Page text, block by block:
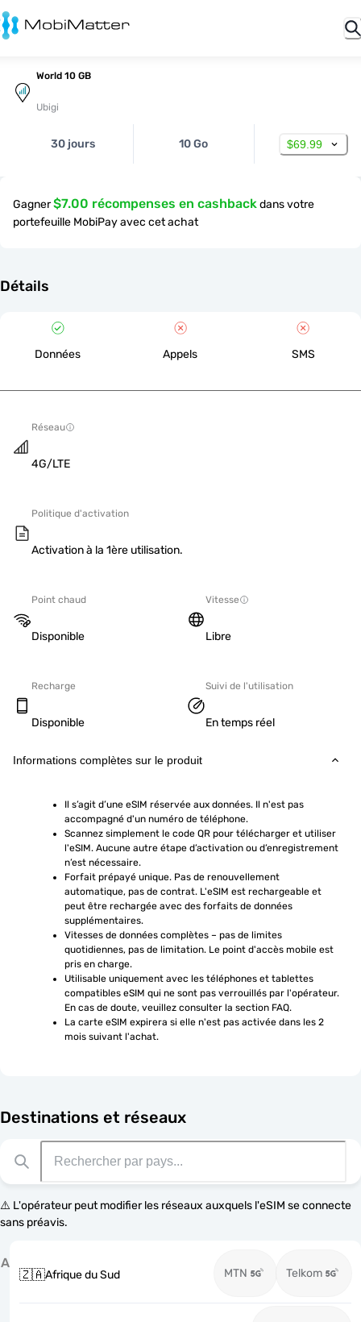
World 10 GB
Ubigi
30 jours 10 Go $69.99
Gagner$7.00 récompenses en cashbackdans votre
portefeuille MobiPay avec cet achat
Détails
Données Appels SMS
Réseau
4G/LTE
Politique d'activation
Activation à la 1ère utilisation.
Point chaud
Disponible
Vitesse
Libre
Recharge
Disponible
Suivi de l'utilisation
En temps réel
Informations complètes sur le produit
Il s’agit d’une eSIM réservée aux données. Il n'est pas
accompagné d'un numéro de téléphone.
Scannez simplement le code QR pour télécharger et utiliser
l'eSIM. Aucune autre étape d’activation ou d’enregistrement
n’est nécessaire.
Forfait prépayé unique. Pas de renouvellement
automatique, pas de contrat. L'eSIM est rechargeable et
peut être rechargée avec des forfaits de données
supplémentaires.
Vitesses de données complètes – pas de limites
quotidiennes, pas de limitation. Le point d'accès mobile est
pris en charge.
Utilisable uniquement avec les téléphones et tablettes
compatibles eSIM qui ne sont pas verrouillés par l'opérateur.
En cas de doute, veuillez consulter la section FAQ.
La carte eSIM expirera si elle n'est pas activée dans les 2
mois suivant l'achat.
Destinations et réseaux
⚠️ L'opérateur peut modifier les réseaux auxquels l'eSIM se connecte
sans préavis.
A
🇿🇦Afrique du Sud MTN Telkom